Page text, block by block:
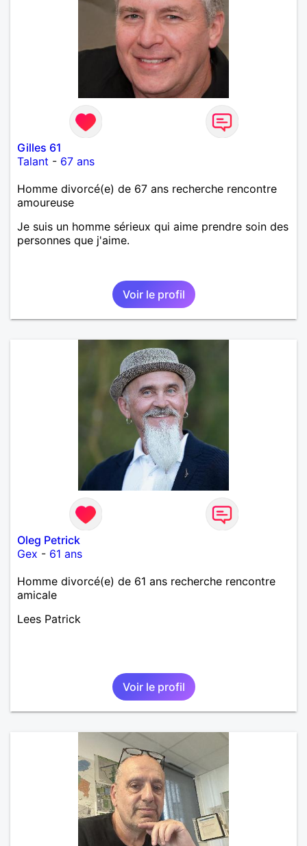
Gilles 61
Talant - 67 ans
Homme divorcé(e) de 67 ans recherche rencontre
amoureuse
Je suis un homme sérieux qui aime prendre soin des
personnes que j'aime.
Voir le profil
Oleg Petrick
Gex - 61 ans
Homme divorcé(e) de 61 ans recherche rencontre
amicale
Lees Patrick
Voir le profil